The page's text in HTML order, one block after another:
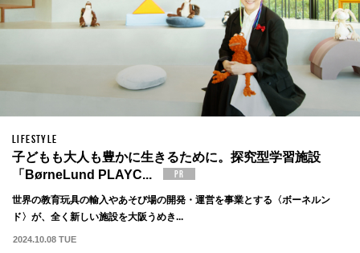
LIFESTYLE
子どもも大人も豊かに生きるために。探究型学習施設
「BørneLund PLAYC...
世界の教育玩具の輸入やあそび場の開発・運営を事業とする〈ボーネルン
ド〉が、全く新しい施設を大阪うめき...
2024.10.08 TUE